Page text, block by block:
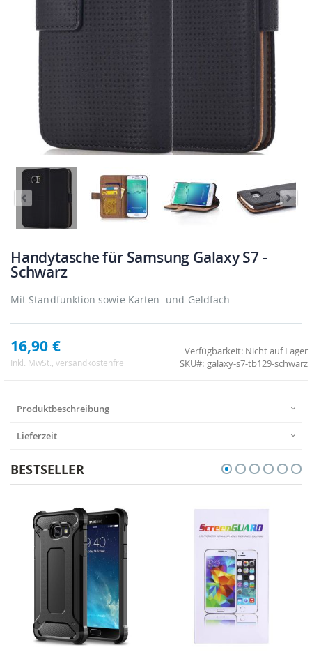
Handytasche für Samsung Galaxy S7 -
Schwarz
Mit Standfunktion sowie Karten- und Geldfach
16,90 €
Inkl. MwSt. , versandkostenfrei
Verfügbarkeit: Nicht auf Lager
SKU
galaxy-s7-tb129-schwarz
Produktbeschreibung
Lieferzeit
BESTSELLER